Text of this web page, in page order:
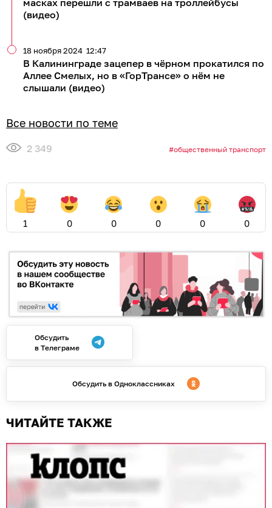
масках перешли с трамваев на троллейбусы
(видео)
В Калининграде зацепер в чёрном прокатился по
Аллее Смелых, но в «ГорТрансе» о нём не
слышали (видео)
18 ноября 2024 12:47
Все новости по теме
2 349 общественный транспорт
1 0 0 0 0 0
Обсудить
в Телеграме
Обсудить в Одноклассниках
ЧИТАЙТЕ ТАКЖЕ